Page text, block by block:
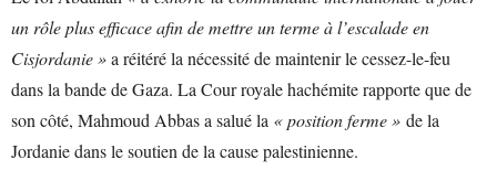
un rôle plus efficace afin de mettre un terme à l’escalade en
Cisjordanie »a réitéré la nécessité de maintenir le cessez-le-feu
dans la bande de Gaza. La Cour royale hachémite rapporte que de
son côté, Mahmoud Abbas a salué la « position ferme » de la
Jordanie dans le soutien de la cause palestinienne.